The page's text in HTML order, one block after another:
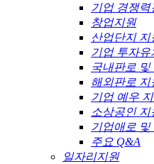
기업 경쟁력
창업지원
산업단지 지
기업 투자유
국내판로
해외판로 지
기업 예우
소상공인 지
기업애로 및
주요 Q&A
일자리지원